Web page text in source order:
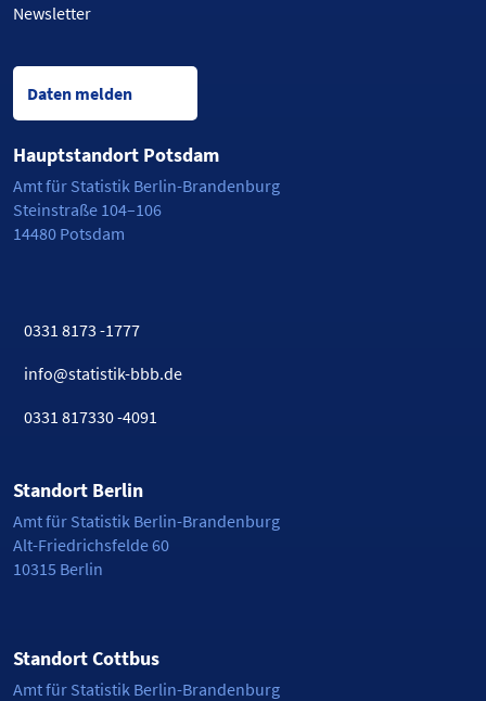
Newsletter
Daten melden
Hauptstandort Potsdam
Amt für Statistik Berlin-Brandenburg
Steinstraße 104–106
14480 Potsdam
0331 8173 -1777
info@statistik-bbb.de
0331 817330 -4091
Standort Berlin
Amt für Statistik Berlin-Brandenburg
Alt-Friedrichsfelde 60
10315 Berlin
Standort Cottbus
Amt für Statistik Berlin-Brandenburg